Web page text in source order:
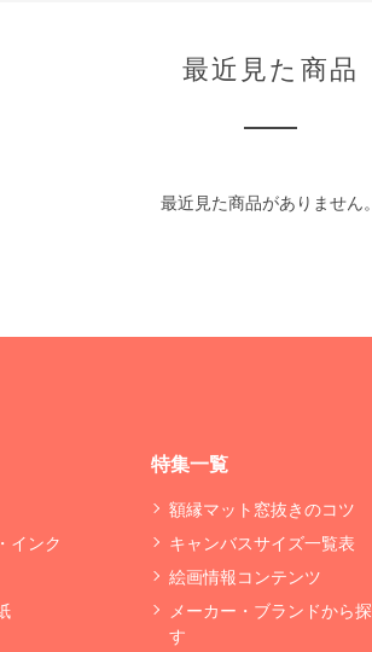
最近見た商品
最近見た商品がありません。
インク
特集一覧
額縁マット窓抜きのコツ
キャンバスサイズ一覧表
絵画情報コンテンツ
メーカー・ブランドから探
す